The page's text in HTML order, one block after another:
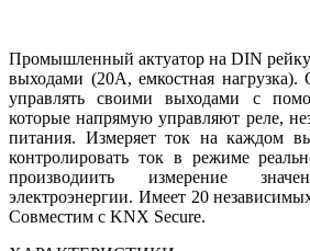
Промышленный актуатор на DIN
выходами (20A, емкостная
управлять своими выходами с
которые напрямую управляют реле,
питания. Измеряет ток на каждом
контролировать ток в режиме
производиить измерение
электроэнергии. Имеет 20
Совместим с KNX Secure.